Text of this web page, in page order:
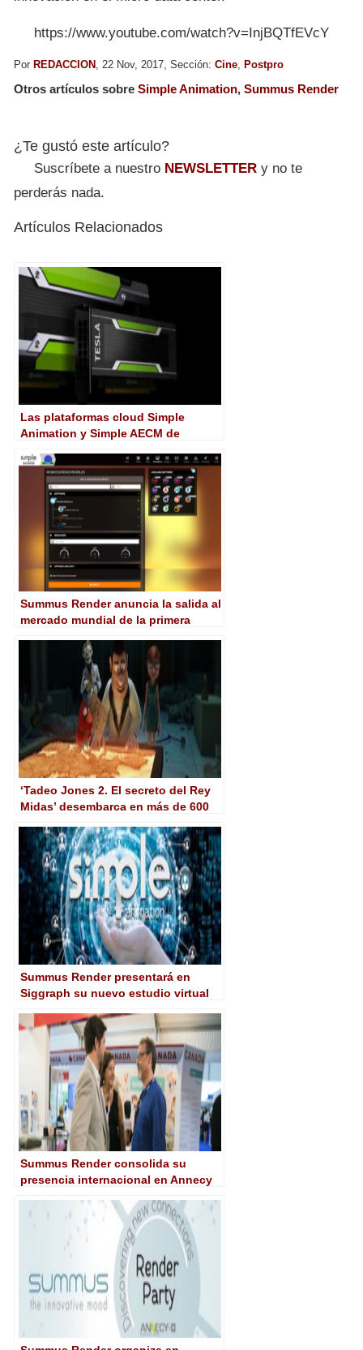
https://www.youtube.com/watch?v=InjBQTfEVcY
Por REDACCION , 22 Nov, 2017, Sección: Cine, Postpro
Otros artículos sobre Simple Animation, Summus Render
¿Te gustó este artículo?
Suscríbete a nuestro NEWSLETTER y no te
perderás nada.
Artículos Relacionados
Las plataformas cloud Simple
Animation y Simple AECM de
capacidad gráfica y potencia de
procesador
Summus Render anuncia la salida al
mercado mundial de la primera
‘Tadeo Jones 2. El secreto del Rey
Midas’ desembarca en más de 600
Summus Render presentará en
Siggraph su nuevo estudio virtual
Summus Render consolida su
presencia internacional en Annecy